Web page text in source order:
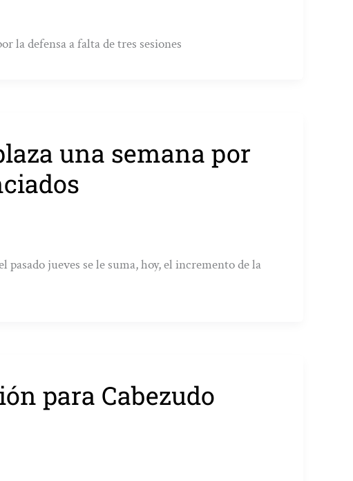
la defensa a falta de tres sesiones
una semana por
jueves se le suma, hoy, el incremento de la
para Cabezudo